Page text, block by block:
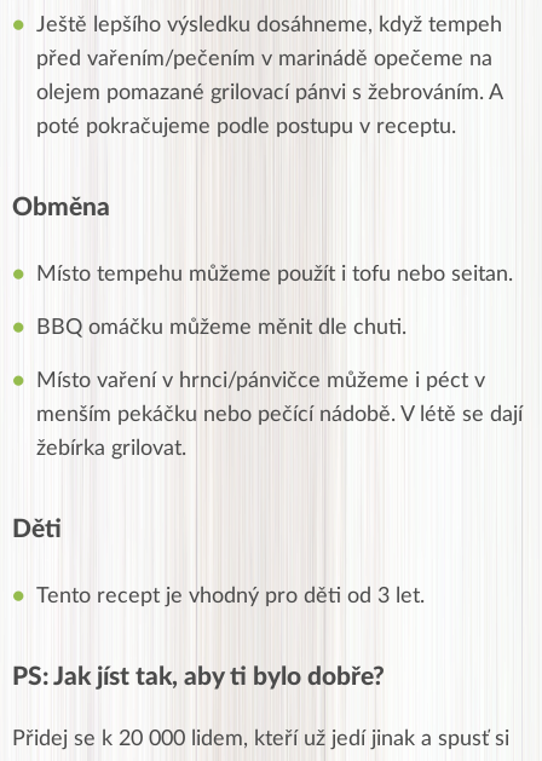
Ještě lepšího výsledku dosáhneme, když tempeh
před vařením/pečením v marinádě opečeme na
olejem pomazané grilovací pánvi s žebrováním. A
poté pokračujeme podle postupu v receptu.
Obměna
Místo tempehu můžeme použít i tofu nebo seitan.
BBQ omáčku můžeme měnit dle chuti.
Místo vaření v hrnci/pánvičce můžeme i péct v
menším pekáčku nebo pečící nádobě. V létě se dají
žebírka grilovat.
Děti
Tento recept je vhodný pro děti od 3 let.
PS: Jak jíst tak, aby ti bylo dobře?
Přidej se k 20 000 lidem, kteří už jedí jinak a spusť si